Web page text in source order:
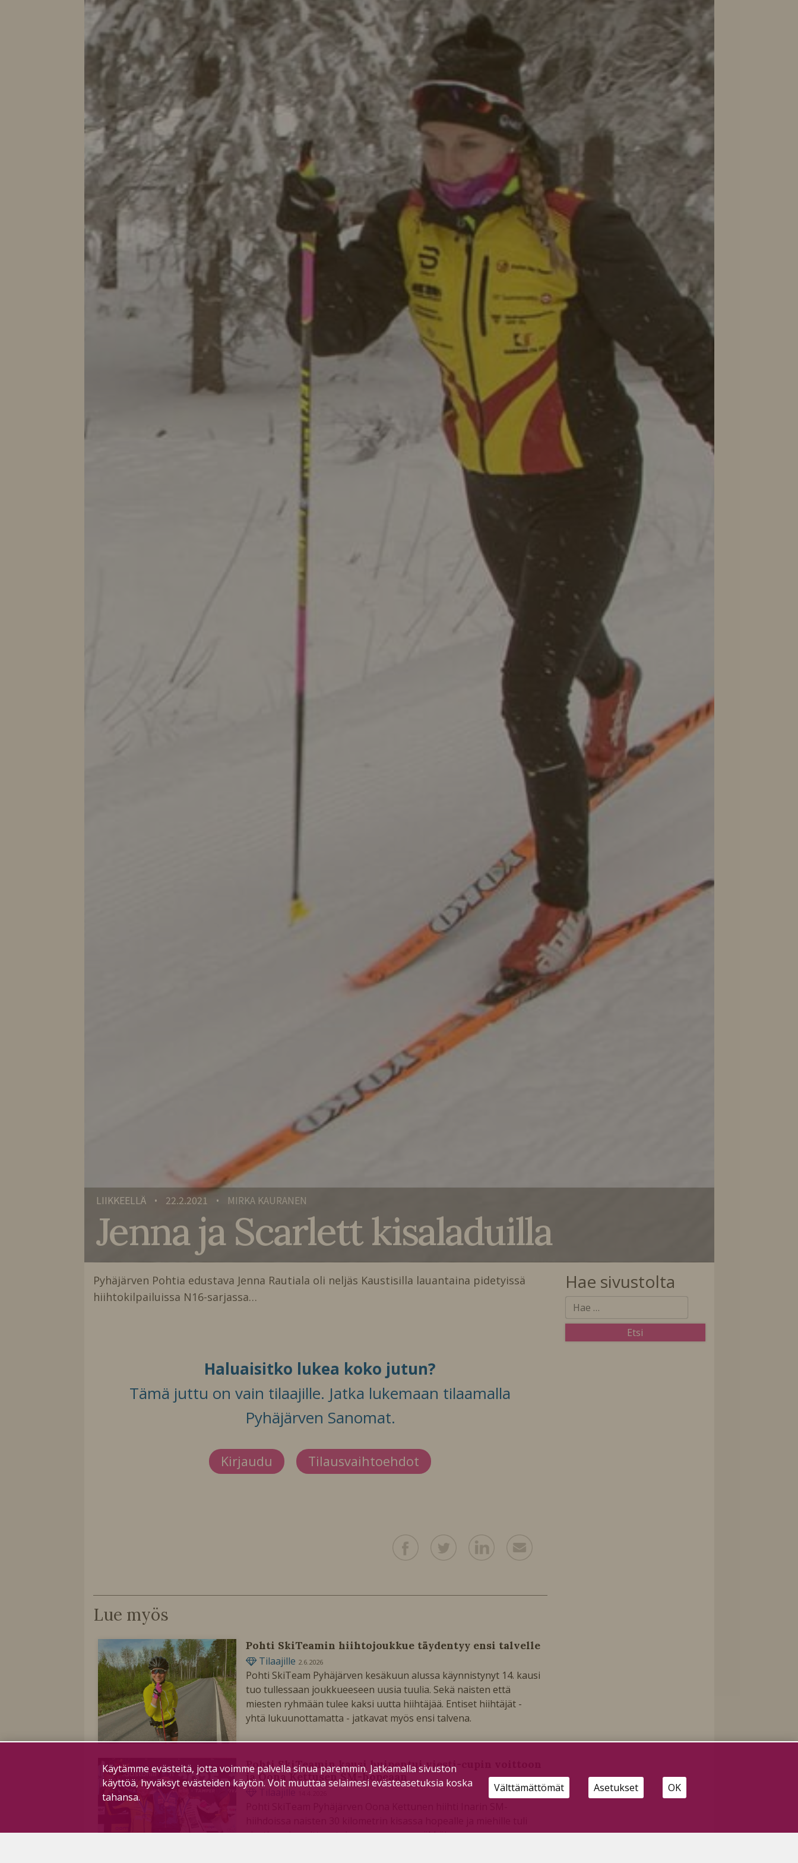
LIIKKEELLÄ • 22.2.2021 • MIRKA KAURANEN
Jenna ja Scarlett kisaladuilla
Pyhäjärven Pohtia edustava Jenna Rautiala oli neljäs Kaustisilla lauantaina pidetyissä
hiihtokilpailuissa N16-sarjassa…
Haluaisitko lukea koko jutun?
Tämä juttu on vain tilaajille. Jatka lukemaan tilaamalla
Pyhäjärven Sanomat.
Kirjaudu Tilausvaihtoehdot
Lue myös
Pohti SkiTeamin hiihtojoukkue täydentyy ensi talvelle
Tilaajille 2.6.2026
Pohti SkiTeam Pyhäjärven kesäkuun alussa käynnistynyt 14. kausi
tuo tullessaan joukkueeseen uusia tuulia. Sekä naisten että
miesten ryhmään tulee kaksi uutta hiihtäjää. Entiset hiihtäjät -
yhtä lukuunottamatta - jatkavat myös ensi talvena.
Pohti SkiTeamin kausi huipentui viesti-cupin voittoon
ja Oona Kettusen SM-hopeaan
viesti-cupin voitto – toisena vuonna peräkkäin.
Hae sivustolta
Käytämme evästeitä, jotta voimme palvella sinua paremmin. Jatkamalla sivuston
käyttöä, hyväksyt evästeiden käytön. Voit muuttaa selaimesi evästeasetuksia koska
tahansa.
Välttämättömät Asetukset OK